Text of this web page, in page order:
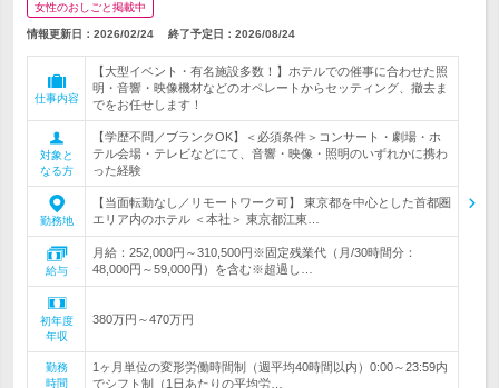
女性のおしごと掲載中
情報更新日：2026/02/24 終了予定日： 2026/08/24
仕事内容
【大型イベント・有名施設多数！】ホテルでの催事に合わせた照
明・音響・映像機材などのオペレートからセッティング、撤去ま
でをお任せします！
対象と
なる方
【学歴不問／ブランクOK】＜必須条件＞コンサート・劇場・ホ
テル会場・テレビなどにて、音響・映像・照明のいずれかに携わ
った経験
勤務地
【当面転勤なし／リモートワーク可】 東京都を中心とした首都圏
エリア内のホテル ＜本社＞ 東京都江東…
給与
月給：252,000円～310,500円※固定残業代（月/30時間分：
48,000円～59,000円）を含む※超過し…
初年度
年収
380万円～470万円
勤務
時間
1ヶ月単位の変形労働時間制（週平均40時間以内）0:00～23:59内
でシフト制（1日あたりの平均労…